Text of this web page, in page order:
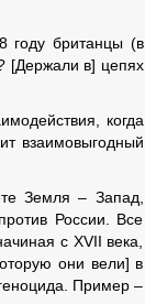
году британцы (в
[Держали в] цепях
когда
взаимовыгодный
Земля – Запад,
России. Все
с XVII века,
они вели] в
Пример –